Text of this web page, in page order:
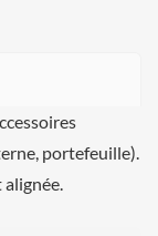
portefeuille).